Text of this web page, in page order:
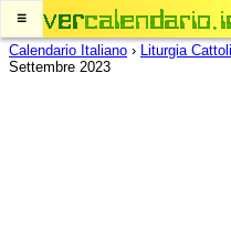
≡
Calendario Italiano › Liturgia
Settembre 2023